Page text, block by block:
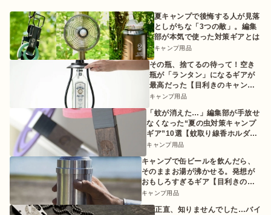
夏キャンプで後悔する人が見落
としがちな「3つの敵」。編集
部が本気で使った対策ギアとは
キャンプ用品
その瓶、捨てるの待って！空き
瓶が「ランタン」になるギアが
最高だった【目利きのキャンプ
ギア】
キャンプ用品
「蚊が消えた…」編集部が手放せ
なくなった“夏の虫対策キャンプ
ギア”10選【蚊取り線香ホルダー
etc.】
キャンプ用品
キャンプで缶ビールを飲んだら、
そのままお湯が沸かせる。発想が
おもしろすぎるギア【目利きのキ
ャンプギア】
キャンプ用品
正直、知りませんでした…バイ